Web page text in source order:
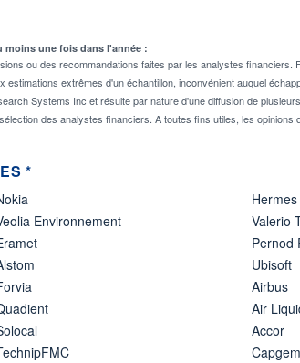
moins une fois dans l'année :
ou des recommandations faites par les analystes
extrêmes d'un échantillon, inconvénient auquel
Systems Inc et résulte par nature d'une diffusion de
des analystes financiers. A toutes fins utiles, les
*
Environnement
Hermes
Valerio
Pernod
Ubisoft
Airbus
Air
Accor